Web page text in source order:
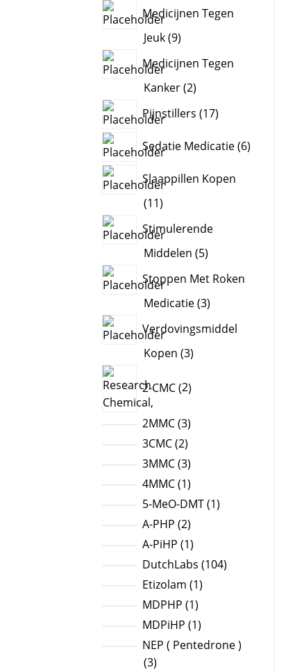
Medicijnen Tegen
Jeuk 99
Medicijnen Tegen
Kanker 22
Pijnstillers 1717
products
Sedatie Medicatie 66
products
Slaappillen Kopen
1111
Stimulerende
Middelen 55
Stoppen Met Roken
Medicatie 33
Verdovingsmiddel
Kopen 33
2-CMC 2products
2MMC 33
products
3CMC 22
products
3MMC 33
products
4MMC 11
product
5-MeO-DMT 11
A-PHP 22
products
A-PiHP 11
product
DutchLabs 104104
Etizolam 11
MDPHP 11
product
MDPiHP 11
product
NEP ( Pentedrone )
33